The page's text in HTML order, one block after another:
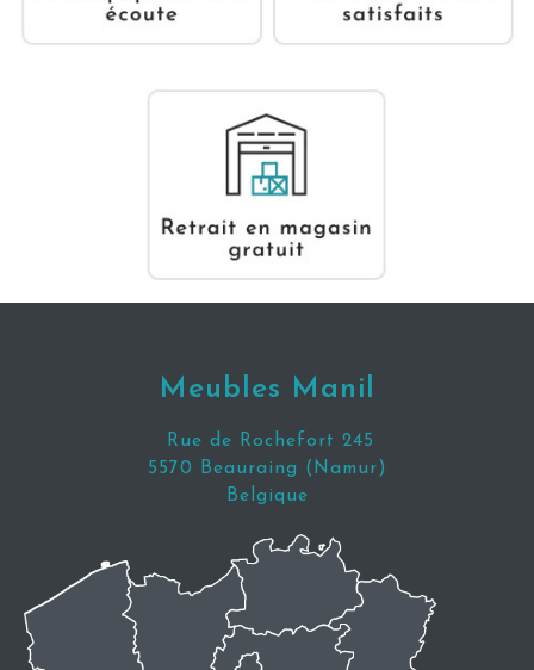
Meubles Manil
Rue de Rochefort 245
5570 Beauraing (Namur)
Belgique